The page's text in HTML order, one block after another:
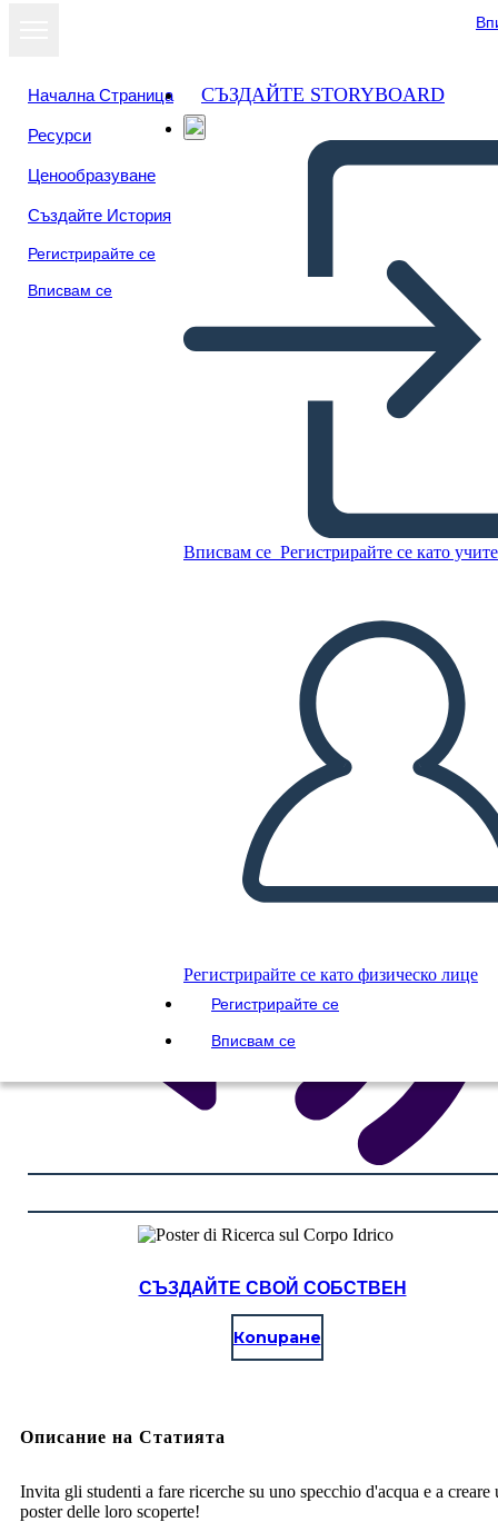
Начална Страница
Ресурси
Ценообразуване
Създайте История
Регистрирайте се
Вписвам се
СЪЗДАЙТЕ STORYBOARD
Вписвам се Регистрирайте се като
Регистрирайте се като физическо лице
Регистрирайте се
Вписвам се
СЪЗДАЙТЕ СЦЕНАРИЙ
ПУСКАНЕ НА СЛАЙДШОУ
ЧЕТИ МИ
СЪЗДАЙТЕ СВОЙ СОБСТВЕН
Копиране
Описание на Статията
Invita gli studenti a fare ricerche su uno specchio d'acqua e a creare
poster delle loro scoperte!